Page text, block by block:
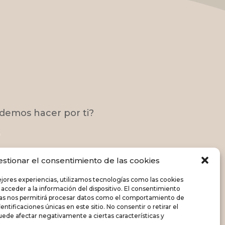
el consentimiento de las cookies
experiencias, utilizamos tecnologías como las cookies
acceder a la información del dispositivo. El consentimiento
nos permitirá procesar datos como el comportamiento de
únicas en este sitio. No consentir o retirar el
afectar negativamente a ciertas características y
hacer por ti?